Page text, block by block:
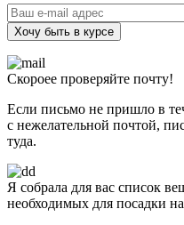
Хочу быть в курсе
Скороее проверяйте почту!
Если письмо не пришло в
с нежелательной почтой,
туда.
Я собрала для вас список
необходимых для посадки